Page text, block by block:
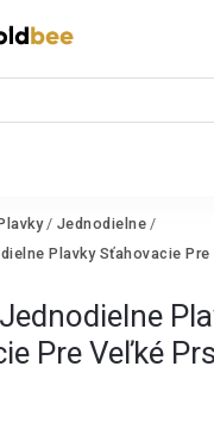
/ Jednodielne /
Plavky Sťahovacie
Pre Veľké